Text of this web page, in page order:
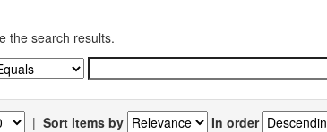
the search results.
| Sort items by In order